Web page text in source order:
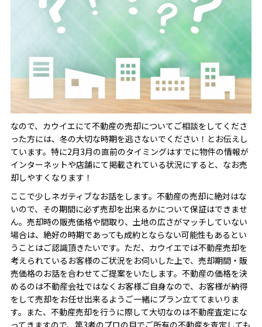
なので、カウイエにて不動産の売却についてご相談をしてくださ
った方には、冬の大切な時期を逃さないでください！とお伝えし
ています。特に2月3月の直前のタイミングはすでに物件の情報が
インターネットや店舗にて掲載されている状況にすると、なお売
却しやすくなります！
ここで少しネガティブなお話をします。不動産の売却に絶対はな
いので、その期間に必ず売却を出来るかについて保証はできませ
ん。売却時の販売価格や間取り、土地の広さがマッチしていない
場合は、絶好の時期であっても成約とならない可能性もあるとい
うことはご認識頂きたいです。ただ、カウイエでは不動産売却を
考えられているお客様のご状況をお伺いした上で、売却期間・販
売価格のお話を合わせてご提案をいたします。不動産の価格を決
めるのは不動産会社ではなくお客様ご自身なので、お客様が納得
をして売却をお任せ出来るようご一緒にプラン立ててまいりま
す。また、不動産売却を行うに際して大切なのは不動産査定にな
ってきますので、第3者のプロの目でご所有の不動産を査定しても